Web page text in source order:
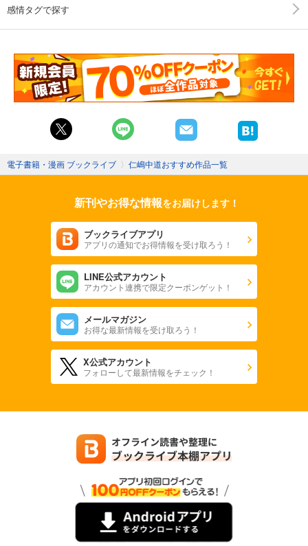
感情タグで探す
電子書籍・漫画 ブックライブ 〉 仁嶋中道おすすめ作品一覧
新刊やお得な情報をお届けします！
ブックライブアプリ
アプリの通知でお得情報を受け取ろう！
LINE公式アカウント
アカウント連携で限定クーポンゲット！
メールマガジン
お得な最新情報を受け取ろう！
X公式アカウント
フォローして最新情報をチェック！